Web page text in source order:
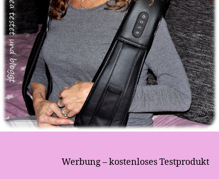
Werbung – kostenloses Testprodukt